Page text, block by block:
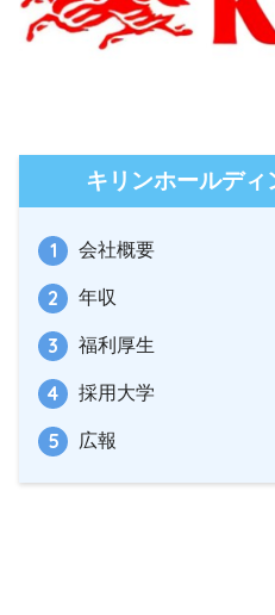
キリンホールディ
会社概要
年収
福利厚生
採用大学
広報